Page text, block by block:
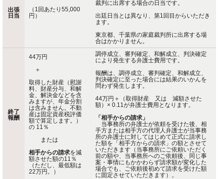
出張
日当
（1回あたり55,000
円）
裁判に出席する場合の日当です。
出廷日当とは異なり、第1回目からいただき
ます。
東京都、千葉県の家庭裁判所に出席する場
合はかかりません。
終了
報酬
44万円
＋
取得した財産（慰謝
料、財産分与、和解
金、解決金などを含
みますが、年金分割
は含みません。不動
産は固定資産税評価
額で算定します。）
の 11％
または
相手からの請求を減
額させた額の11％
（ただし、最低額は
22万円。）
調停成立、審判確定、和解成立、判決確定
により発生する弁護士費用です。
報酬は、調停成立、審判確定、和解成立、
判決確定に至った場合には結果のいかんを
問わず発生します。
44万円＋（取得財産 又は 減額させた
額）× 0.11が弁護士費用となります。
「相手からの請求」
当事務所の弁護士が依頼を受けた後、相
手方または相手方の代理人弁護士が当事務
所の弁護士に対してはじめて正式に請求し
た額を「相手方からの請求」の額とさせて
いただきます（当事務所にご依頼いただく
前の額や、当事務所へのご依頼後、同じ事
案・事情にもかかわらず請求額が変化した
場合でも、ご依頼後初めて請求を受けた額
に固定させていただきます）。